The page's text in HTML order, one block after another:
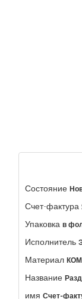
Состояние
Счет-фактура
Упаковка в
Исполнитель
Материал
Название
имя Счет-